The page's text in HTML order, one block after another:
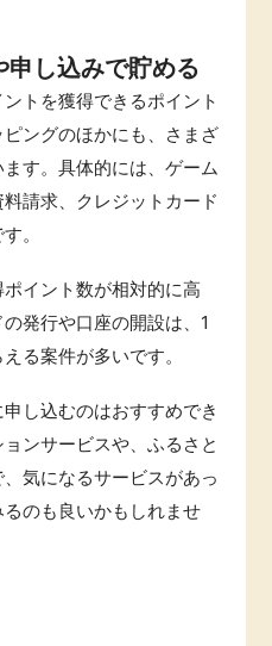
し込みで貯める
トを獲得できるポイント
ングのほかにも、さまざ
す。具体的には、ゲーム
請求、クレジットカード
。
イント数が相対的に高
発行や口座の開設は、1
る案件が多いです。
し込むのはおすすめでき
ンサービスや、ふるさと
気になるサービスがあっ
のも良いかもしれませ